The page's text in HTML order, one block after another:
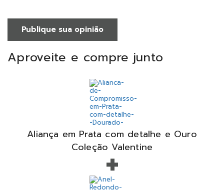
Publique sua opinião
Aproveite e compre junto
Aliança em Prata com detalhe e Ouro
Coleção Valentine
+